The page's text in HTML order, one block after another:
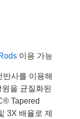
이용 가능
사를 이용해
을 균질화된
Tapered
3X 배율로 제